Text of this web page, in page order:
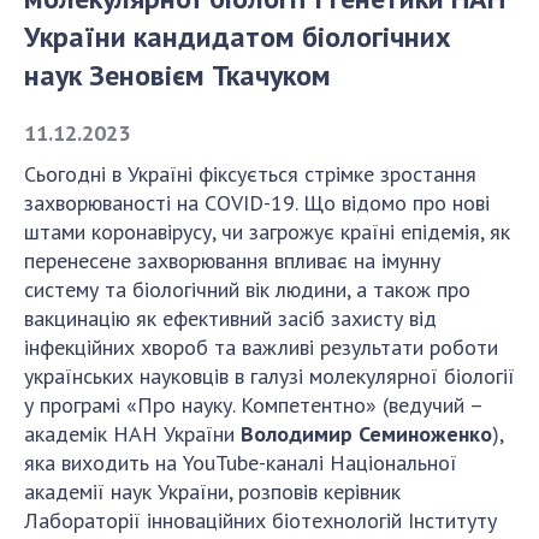
СТРУКТУРА
Президія НАН України
Апарат Президії
Секція фізико-технічних і математичних
наук
Секція хімічних і біологічних наук
Секція суспільних і гуманітарних наук
Установи при Президії
Ради, комітети та комісії
Наукові центри МОН та НАН України
Громадські організації
України кандидатом біологічних
наук Зеновієм Ткачуком
11.12.2023
Сьогодні в Україні фіксується стрімке зростання
захворюваності на COVID-19. Що відомо про нові
штами коронавірусу, чи загрожує країні епідемія, як
перенесене захворювання впливає на імунну
систему та біологічний вік людини, а також про
вакцинацію як ефективний засіб захисту від
інфекційних хвороб та важливі результати роботи
українських науковців в галузі молекулярної біології
у програмі «Про науку. Компетентно» (ведучий –
академік НАН України Володимир Семиноженко),
яка виходить на YouTube-каналі Національної
академії наук України, розповів керівник
Лабораторії інноваційних біотехнологій Інституту